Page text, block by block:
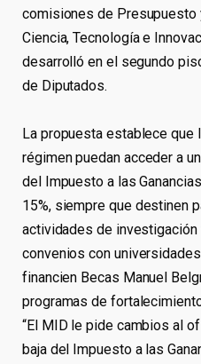
comisiones de Presupuesto
Ciencia, Tecnología e
desarrolló en el segundo
de Diputados.
La propuesta establece que
régimen puedan acceder a
del Impuesto a las
15%, siempre que destinen
actividades de
convenios con
financien Becas Manuel
programas de
“El MID le pide cambios al
baja del Impuesto a las